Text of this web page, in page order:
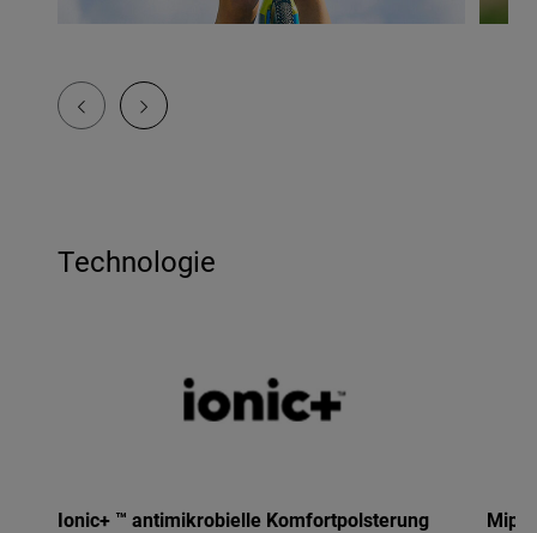
Technologie
Ionic+ ™ antimikrobielle Komfortpolsterung